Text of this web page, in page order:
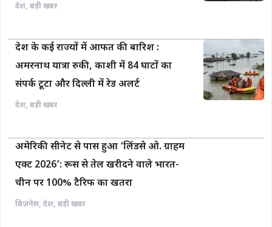
देश, बड़ी खबर
देश के कई राज्यों में आफत की बारिश :
अमरनाथ यात्रा रुकी, काशी में 84 घाटों का
संपर्क टूटा और दिल्ली में रेड अलर्ट
देश, बड़ी खबर
अमेरिकी सीनेट से पास हुआ ‘लिंडसे ओ. ग्राहम
एक्ट 2026’: रूस से तेल खरीदने वाले भारत-
चीन पर 100% टैरिफ का खतरा
बिज़नेस, देश, बड़ी खबर